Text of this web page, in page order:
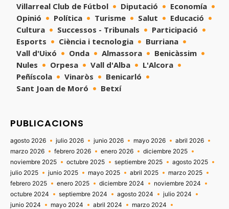
Villarreal Club de Fútbol
Diputació
Economía
Opinió
Política Turisme Salut
Educació
Cultura
Successos - Tribunals
Participació
Esports
Ciència i tecnologia
Burriana
Vall d'Uixó
Onda Almassora
Benicàssim
Nules
Orpesa Vall d'Alba
L'Alcora
Peñíscola
Vinaròs
Benicarló
Sant Joan de Moró
Betxí
PUBLICACIONS
agosto 2026 julio 2026 junio 2026 mayo 2026
abril 2026
marzo 2026
febrero 2026 enero 2026
diciembre 2025
noviembre 2025
octubre 2025 septiembre 2025
agosto 2025
julio 2025
junio 2025 mayo 2025 abril 2025
marzo 2025
febrero 2025
enero 2025 diciembre 2024
noviembre 2024
octubre 2024
septiembre 2024 agosto 2024
julio 2024
junio 2024
mayo 2024 abril 2024
marzo 2024